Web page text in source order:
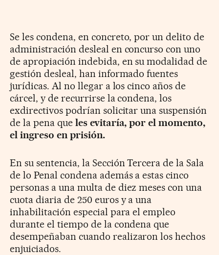
Se les condena, en concreto, por un delito de
administración desleal en concurso con uno
de apropiación indebida, en su modalidad de
gestión desleal, han informado fuentes
jurídicas. Al no llegar a los cinco años de
cárcel, y de recurrirse la condena, los
exdirectivos podrían solicitar una suspensión
de la pena que les evitaría, por el momento,
el ingreso en prisión.
En su sentencia, la Sección Tercera de la Sala
de lo Penal condena además a estas cinco
personas a una multa de diez meses con una
cuota diaria de 250 euros y a una
inhabilitación especial para el empleo
durante el tiempo de la condena que
desempeñaban cuando realizaron los hechos
enjuiciados.